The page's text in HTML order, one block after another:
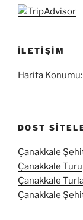
İLETIŞIM
Harita Konumu:
DOST
Çanakkale
Çanakkale Turu
Çanakkale
Çanakkale